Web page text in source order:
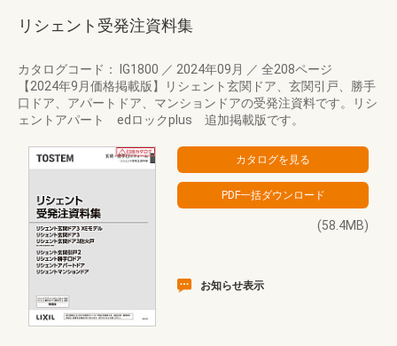
リシェント受発注資料集
カタログコード： IG1800 ／ 2024年09月 ／ 全208ページ
【2024年9月価格掲載版】リシェント玄関ドア、玄関引戸、勝手
口ドア、アパートドア、マンションドアの受発注資料です。リシ
ェントアパート edロックplus 追加掲載版です。
(58.4MB)
お知らせ表示